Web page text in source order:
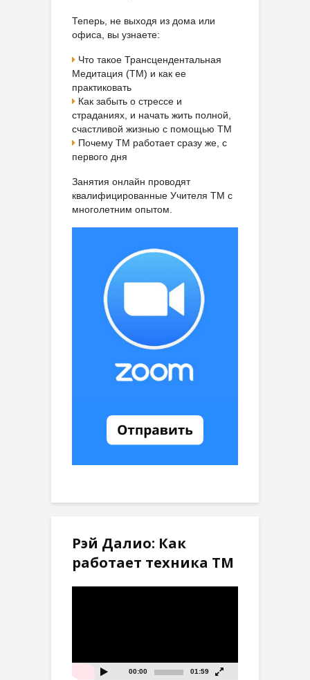
Теперь, не выходя из дома или
офиса, вы узнаете:
Что такое Трансцендентальная
Медитация (ТМ) и как ее
практиковать
Как забыть о стрессе и
страданиях, и начать жить полной,
счастливой жизнью с помощью ТМ
Почему ТМ работает сразу же, с
первого дня
Занятия онлайн проводят
квалифицированные Учителя ТМ с
многолетним опытом.
Рэй Далио: Как
работает техника ТМ
00:00 01:59